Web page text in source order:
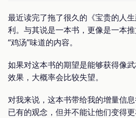
最近读完了拖了很久的《宝贵的人
利。与其说是一本书，更像是一本
“鸡汤”味道的内容。
如果对这本书的期望是能够获得像
效果，大概率会比较失望。
对我来说，这本书带给我的增量信
已有的观念，但并不能让他们变得更